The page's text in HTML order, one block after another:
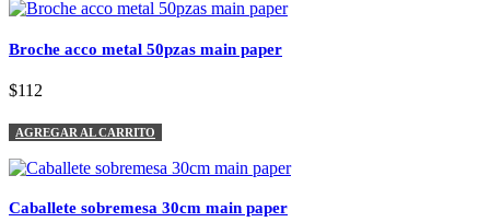
Broche acco metal 50pzas main paper
$112
AGREGAR AL CARRITO
Caballete sobremesa 30cm main paper